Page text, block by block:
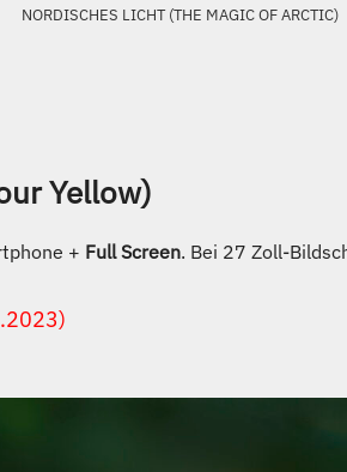
NORDISCHES LICHT (THE MAGIC OF ARCTIC)
Yellow)
+ Full Screen. Bei 27 Zoll-